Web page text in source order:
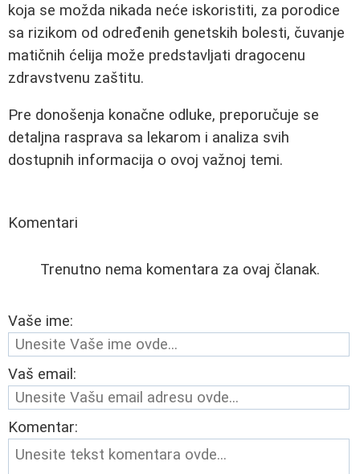
koja se možda nikada neće iskoristiti, za porodice
sa rizikom od određenih genetskih bolesti, čuvanje
matičnih ćelija može predstavljati dragocenu
zdravstvenu zaštitu.
Pre donošenja konačne odluke, preporučuje se
detaljna rasprava sa lekarom i analiza svih
dostupnih informacija o ovoj važnoj temi.
Komentari
Trenutno nema komentara za ovaj članak.
Vaše ime:
Vaš email:
Komentar: